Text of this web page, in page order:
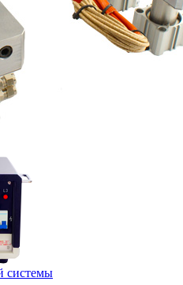
системы